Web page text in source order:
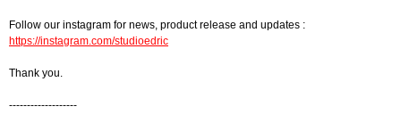
Follow our instagram for news, product release and updates :
https://instagram.com/studioedric
Thank you.
-------------------